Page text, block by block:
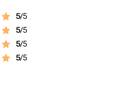
5/5
5/5
5/5
5/5